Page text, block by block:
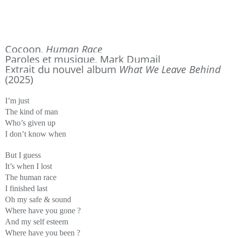
Cocoon, Human Race
Paroles et musique, Mark Dumail
Extrait du nouvel album What We Leave Behind
(2025)
I’m just
​​​​​​​The kind of man
Who’s given up
I don’t know when
But I guess
It’s when I lost
The human race
I finished last
Oh my safe & sound
Where have you gone ?
And my self esteem
Where have you been ?